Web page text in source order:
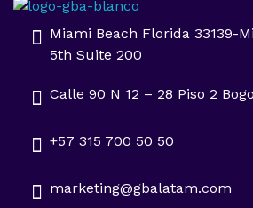
Impulsa tu negocio con Transformación Digital y Data Intelligence
Miami Beach Florida 33139-
5th Suite 200
Calle 90 N 12 – 28 Piso 2
+57 315 700 50 50
marketing@gbalatam.com